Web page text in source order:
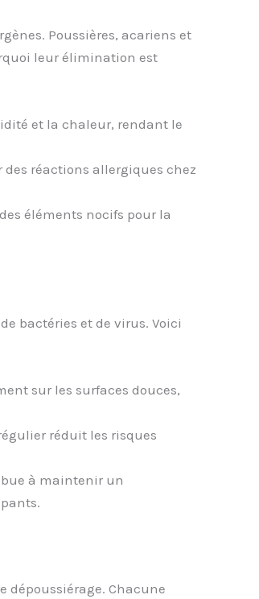
Poussières, acariens et
leur élimination est
et la chaleur, rendant le
réactions allergiques chez
éléments nocifs pour la
bactéries et de virus. Voici
sur les surfaces douces,
réduit les risques
à maintenir un
dépoussiérage. Chacune